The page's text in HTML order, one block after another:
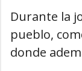
Durante la
pueblo,
donde